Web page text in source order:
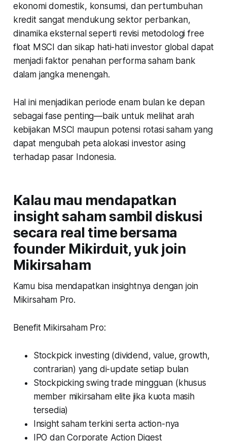
ekonomi domestik, konsumsi, dan pertumbuhan
kredit sangat mendukung sektor perbankan,
dinamika eksternal seperti revisi metodologi free
float MSCI dan sikap hati-hati investor global dapat
menjadi faktor penahan performa saham bank
dalam jangka menengah.
Hal ini menjadikan periode enam bulan ke depan
sebagai fase penting—baik untuk melihat arah
kebijakan MSCI maupun potensi rotasi saham yang
dapat mengubah peta alokasi investor asing
terhadap pasar Indonesia.
Kalau mau mendapatkan
insight saham sambil diskusi
secara real time bersama
founder Mikirduit, yuk join
Mikirsaham
Kamu bisa mendapatkan insightnya dengan join
Mikirsaham Pro.
Benefit Mikirsaham Pro:
Stockpick investing (dividend, value, growth,
contrarian) yang di-update setiap bulan
Stockpicking swing trade mingguan (khusus
member mikirsaham elite jika kuota masih
tersedia)
Insight saham terkini serta action-nya
IPO dan Corporate Action Digest